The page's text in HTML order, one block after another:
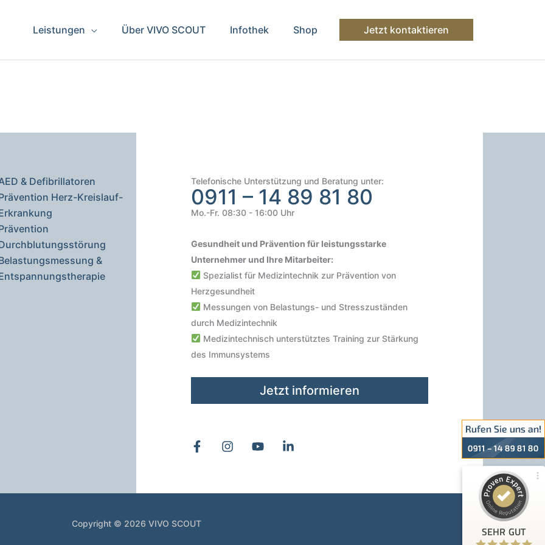
Leistungen Über VIVO SCOUT Infothek Shop Jetzt kontaktieren
& Defibrillatoren
Herz-Kreislauf-
&
Telefonische Unterstützung und Beratung unter:
0911 – 14 89 81 80
Mo.-Fr. 08:30 - 16:00 Uhr
Gesundheit und Prävention für leistungsstarke
Unternehmer und Ihre Mitarbeiter:
Spezialist für Medizintechnik zur Prävention von
Herzgesundheit
Messungen von Belastungs- und Stresszuständen
durch Medizintechnik
Medizintechnisch unterstütztes Training zur Stärkung
des Immunsystems
Jetzt informieren
Copyright © 2026 VIVO SCOUT
SEHR GUT
Empfehlungen auf
ProvenExpert.com
SEHR GUT
326
Bewertungen auf
ProvenExpert.com
Blick aufs ProvenExpert-Profil werfen
Anonym